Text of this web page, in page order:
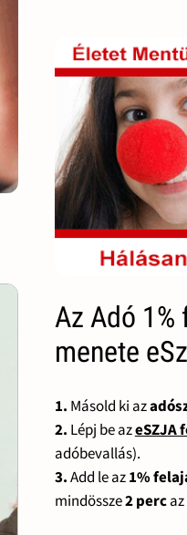
Az Adó 1%
menete
1. Másold ki az
2. Lépj be azeSZJA
adóbevallás).
3.Add le az1%
mindössze2 percaz